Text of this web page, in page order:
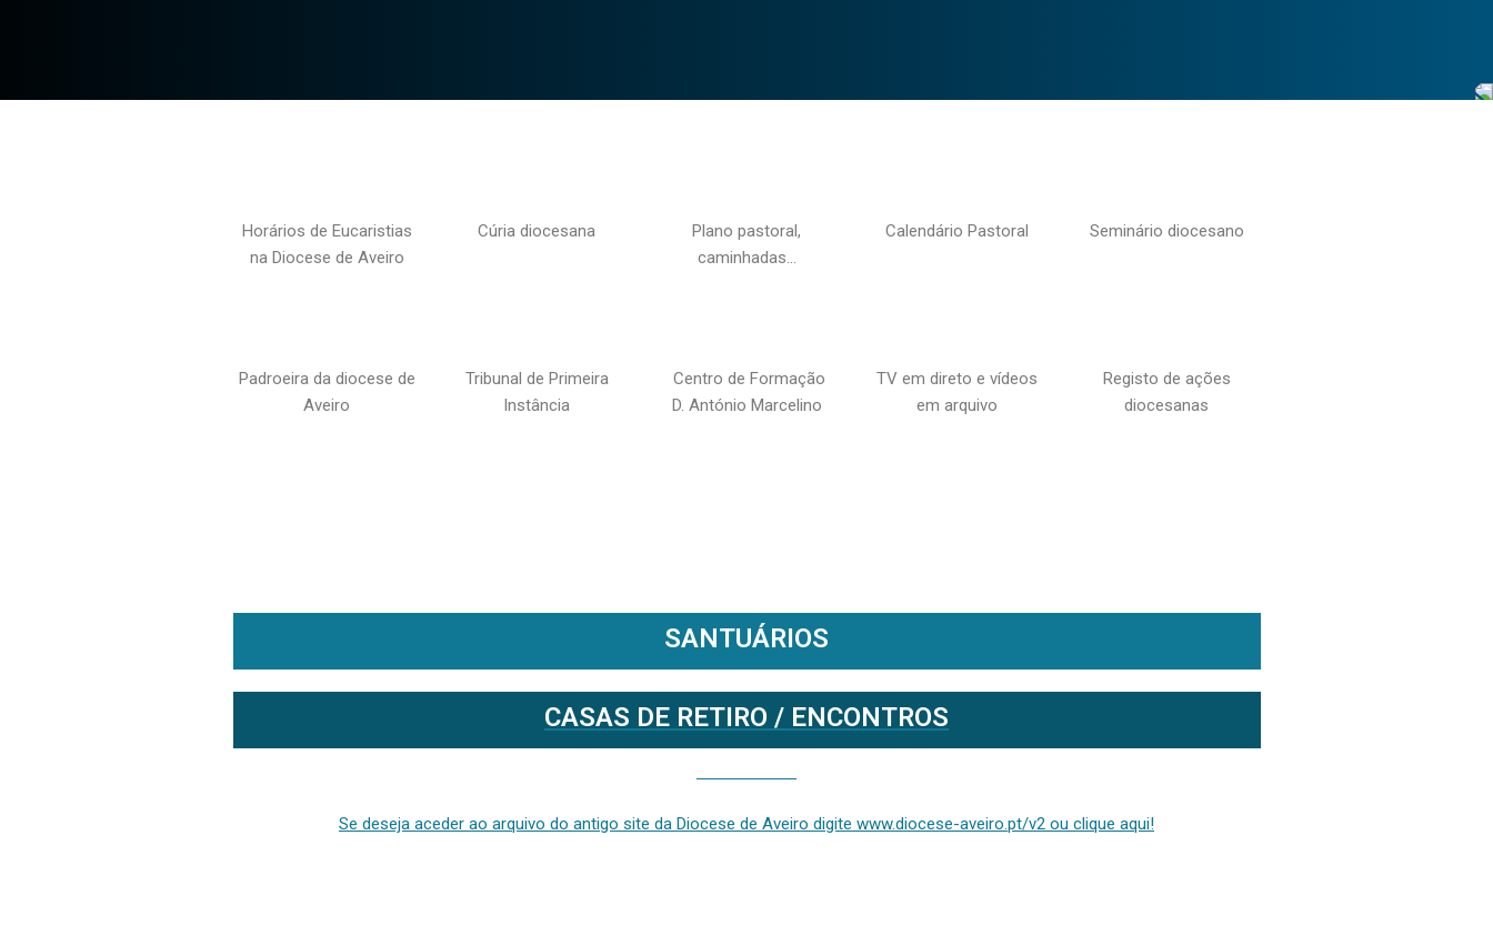
Horários de Eucaristias
na Diocese de Aveiro
Cúria diocesana
Plano pastoral,
caminhadas…
Calendário Pastoral Seminário diocesano
Padroeira da diocese de
Aveiro
Tribunal de Primeira
Instância
Centro de Formação
D. António Marcelino
TV em direto e vídeos
em arquivo
Registo de ações
diocesanas
SANTUÁRIOS
CASAS DE RETIRO / ENCONTROS
Se deseja aceder ao arquivo do antigo site da Diocese de Aveiro digite www.diocese-aveiro.pt/v2 ou clique aqui!